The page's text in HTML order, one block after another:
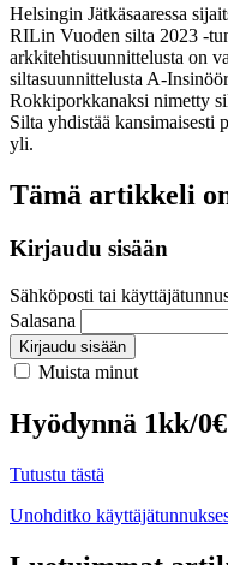
Helsingin Jätkäsaaressa
RILin Vuoden silta 2023 -
arkkitehtisuunnittelusta on
siltasuunnittelusta A-
Rokkiporkkanaksi nimetty
Silta yhdistää kansimaisesti
yli.
Tämä artikkeli
Kirjaudu sisään
Sähköposti tai
Salasana
Kirjaudu sisään
Muista minut
Hyödynnä 1kk/
Tutustu tästä
Unohditko